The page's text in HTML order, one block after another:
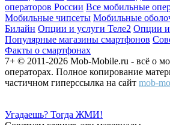
операторов России Все мобильные
Мобильные чипсеты Мобильные
Билайн Опции и услуги Теле2 Опции
Популярные магазины смартфонов
Факты о смартфонах
7+ © 2011-2026 Mob-Mobile.ru - всё о
операторах. Полное копирование
частичном гиперссылка на сайт mob-
Угадаешь? Тогда ЖМИ!